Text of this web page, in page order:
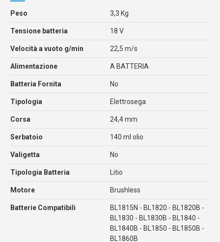
Peso 3,3 Kg
Tensione batteria 18 V
Velocità a vuoto g/min 22,5 m/s
Alimentazione A BATTERIA
Batteria Fornita No
Tipologia Elettrosega
Corsa 24,4 mm
Serbatoio 140 ml olio
Valigetta No
Tipologia Batteria Litio
Motore Brushless
Batterie Compatibili
BL1815N - BL1820 - BL1820B -
BL1830 - BL1830B - BL1840 -
BL1840B - BL1850 - BL1850B -
BL1860B